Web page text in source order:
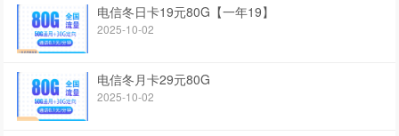
电信冬日卡19元80G【一年19】
2025-10-02
电信冬月卡29元80G
2025-10-02